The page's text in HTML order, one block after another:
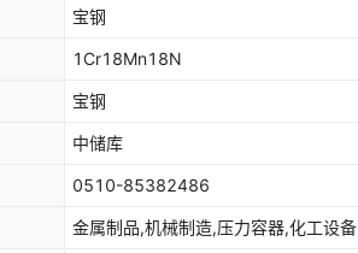
宝钢
1Cr18Mn18N
宝钢
中储库
0510-85382486
金属制品,机械制造,压力容器,化工设备